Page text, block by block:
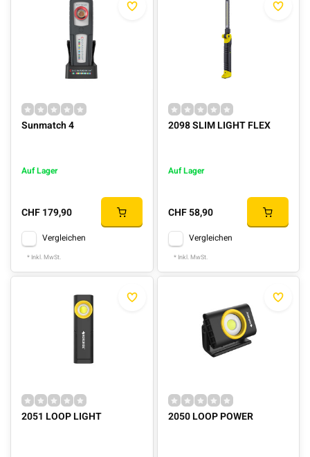
Sunmatch 4
Auf Lager
CHF 179,90
Vergleichen
* Inkl. MwSt.
2098 SLIM LIGHT FLEX
Auf Lager
CHF 58,90
Vergleichen
* Inkl. MwSt.
2051 LOOP LIGHT 2050 LOOP POWER